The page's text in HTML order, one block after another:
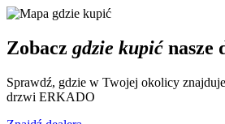
Zobacz gdzie kupićnasze
Sprawdź, gdzie w Twojej okolicy
drzwi ERKADO